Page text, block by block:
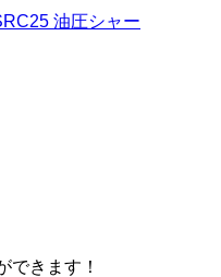
油圧シャー
できます！